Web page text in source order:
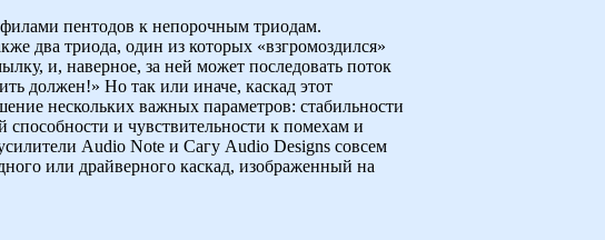
пентодов к непорочным триодам.
два триода, один из которых «взгромоздился»
и, наверное, за ней может последовать поток
должен!» Но так или иначе, каскад этот
нескольких важных параметров: стабильности
и чувствительности к помехам и
Audio Note и Сагу Audio Designs совсем
или драйверного каскад, изображенный на